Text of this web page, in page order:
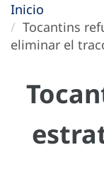
Inicio
Tocantins
eliminar el